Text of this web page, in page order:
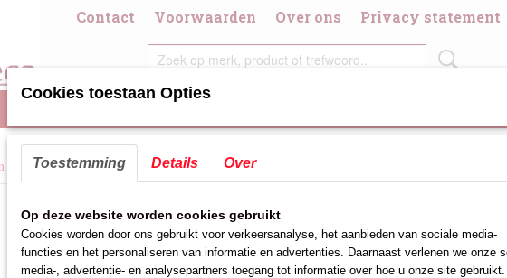
Contact Voorwaarden Over ons Privacy statement
bakken rvs
Sorteer op:
Cookies toestaan Opties
Toestemming Details Over
Op deze website worden cookies gebruikt
Cookies worden door ons gebruikt voor verkeersanalyse, het aanbieden van sociale media-
functies en het personaliseren van informatie en advertenties. Daarnaast verlenen we onze
media-, advertentie- en analysepartners toegang tot informatie over hoe u onze site